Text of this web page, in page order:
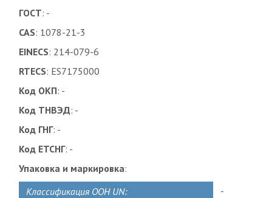
ГОСТ: -
CAS: 1078-21-3
EINECS: 214-079-6
RTECS: ES7175000
Код ОКП: -
Код ТНВЭД: -
Код ГНГ: -
Код ЕТСНГ: -
Упаковка и маркировка:
Классификация ООН UN:
-